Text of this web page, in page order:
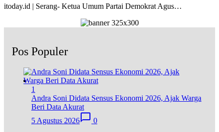
itoday.id | Serang- Ketua Umum Partai Demokrat Agus…
Pos Populer
1
Andra Soni Didata Sensus Ekonomi 2026, Ajak Warga
Beri Data Akurat
5 Agustus 2026
0